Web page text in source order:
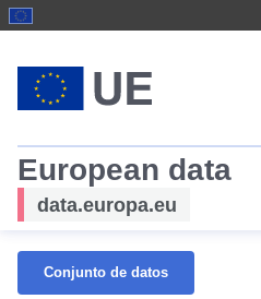
European data
data.europa.eu
Conjunto de datos